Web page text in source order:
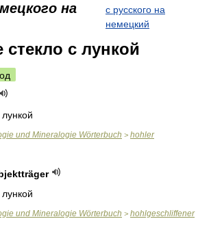
на
с русского на
немецкий
стекло с лункой
und Mineralogie Wörterbuch > hohler
und Mineralogie Wörterbuch > hohlgeschliffener